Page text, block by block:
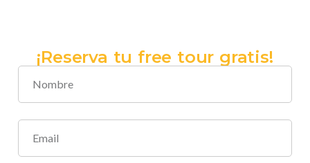
¡Reserva tu free tour gratis!